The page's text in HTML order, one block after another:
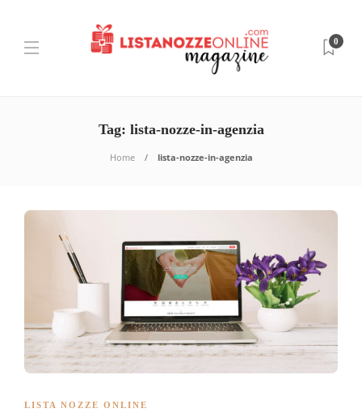
0
Tag: lista-nozze-in-agenzia
Home lista-nozze-in-agenzia
LISTA NOZZE ONLINE